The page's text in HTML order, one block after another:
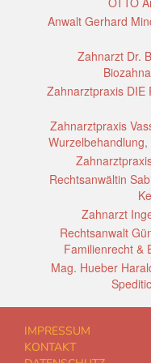
Anwalt Gerhard
Zahnarzt Dr.
Zahnarztpraxis DIE
Zahnarztpraxis
Rechtsanwältin
Zahnarzt
Rechtsanwalt
Familienrecht &
Mag. Hueber
IMPRESSUM
KONTAKT